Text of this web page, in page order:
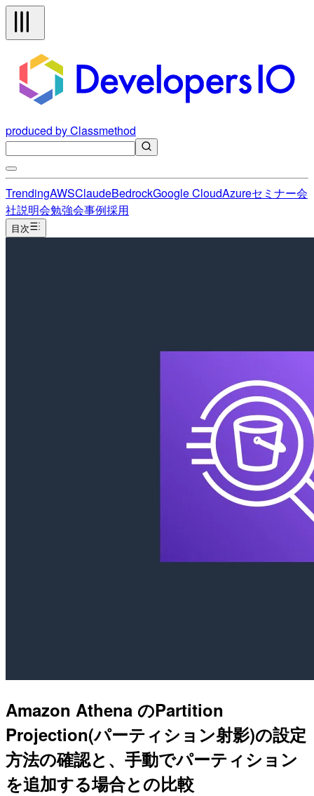
produced by Classmethod
TrendingAWSClaudeBedrockGoogle CloudAzureセミナー会
社説明会勉強会事例採用
目次
Amazon Athena のPartition
Projection(パーティション射影)の設定
方法の確認と、手動でパーティション
を追加する場合との比較